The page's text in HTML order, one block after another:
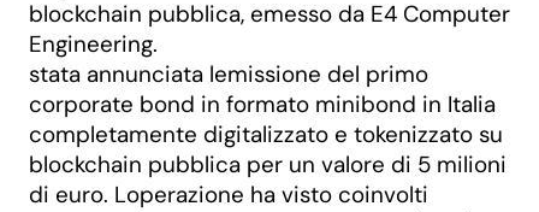
blockchain pubblica, emesso da E4 Computer
Engineering.
stata annunciata lemissione del primo
corporate bond in formato minibond in Italia
completamente digitalizzato e tokenizzato su
blockchain pubblica per un valore di 5 milioni
di euro. Loperazione ha visto coinvolti